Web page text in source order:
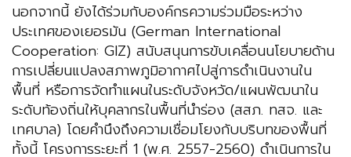
นอกจากนี้ ยังได้ร่วมกับองค์กรความร่วมมือระหว่าง
ประเทศของเยอรมัน (German International
Cooperation: GIZ) สนับสนุนการขับเคลื่อนนโยบายด้าน
การเปลี่ยนแปลงสภาพภูมิอากาศไปสู่การดำเนินงานใน
พื้นที่ หรือการจัดทำแผนในระดับจังหวัด/แผนพัฒนาใน
ระดับท้องถิ่นให้บุคลากรในพื้นที่นำร่อง (สสภ. ทสจ. และ
เทศบาล) โดยคำนึงถึงความเชื่อมโยงกับบริบทของพื้นที่
ทั้งนี้ โครงการระยะที่ 1 (พ.ศ. 2557-2560) ดำเนินการใน